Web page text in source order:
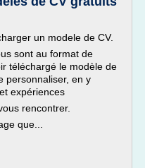
un modele de CV.
sont au format de
téléchargé le modèle de
personnaliser, en y
expériences
rencontrer.
que...